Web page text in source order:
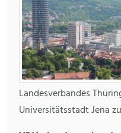
Landesverbandes
Universitätsstadt Jena